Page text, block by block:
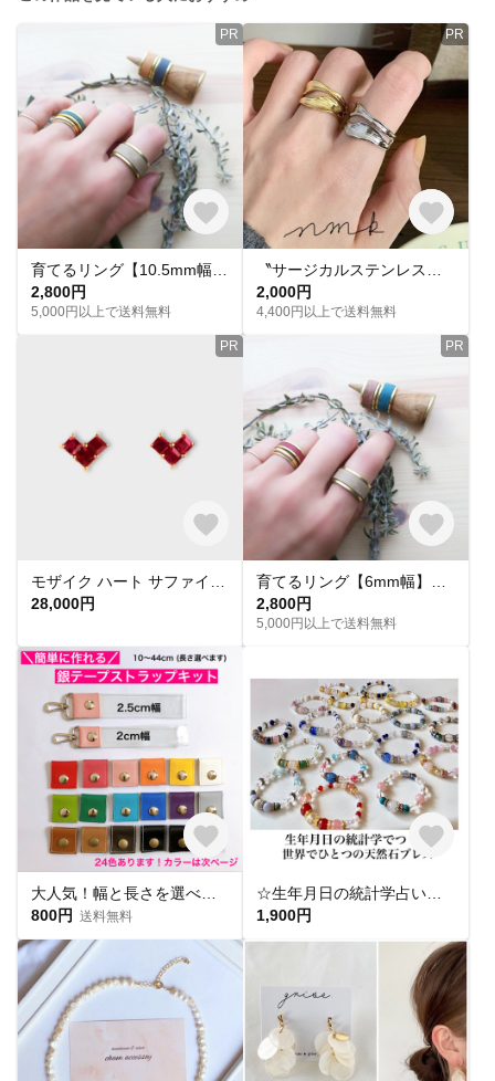
PR
2,800円
5,000円以上で送料無料
PR
2,000円
4,400円以上で送料無料
PR
28,000円
PR
2,800円
5,000円以上で送料無料
800円 送料無料
1,900円